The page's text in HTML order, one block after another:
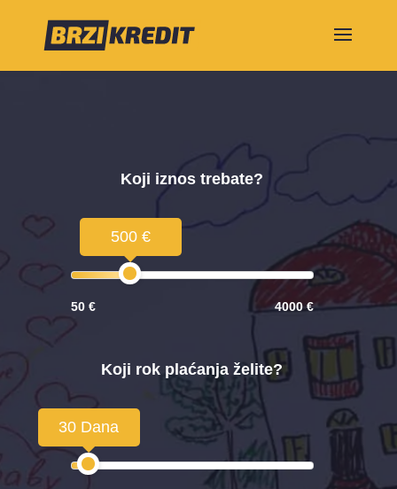
Koji iznos trebate?
500 €
50 € 4000 €
Koji rok plaćanja želite?
30 Dana